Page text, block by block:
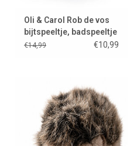
Oli & Carol Rob de vos
bijtspeeltje, badspeeltje
en armband
€14,99 €10,99